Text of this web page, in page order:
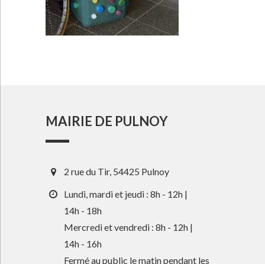
MAIRIE DE PULNOY
2 rue du Tir, 54425 Pulnoy
Lundi, mardi et jeudi : 8h - 12h |
14h - 18h
Mercredi et vendredi : 8h - 12h |
14h - 16h
Fermé au public le matin pendant les